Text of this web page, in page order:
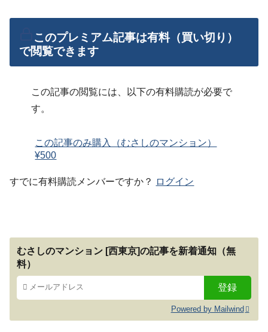
このプレミアム記事は有料（買い切り）
で閲覧できます
この記事の閲覧には、以下の有料購読が必要で
す。
この記事のみ購入（むさしのマンション）
¥500
すでに有料購読メンバーですか？ ログイン
むさしのマンション [西東京]の記事を新着通知（無
料）
Powered by Mailwind